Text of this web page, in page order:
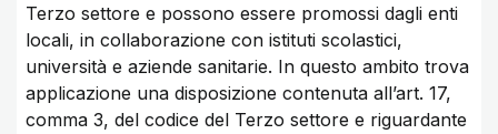
Terzo settore e possono essere promossi dagli enti
locali, in collaborazione con istituti scolastici,
università e aziende sanitarie. In questo ambito trova
applicazione una disposizione contenuta all’art. 17,
comma 3, del codice del Terzo settore e riguardante